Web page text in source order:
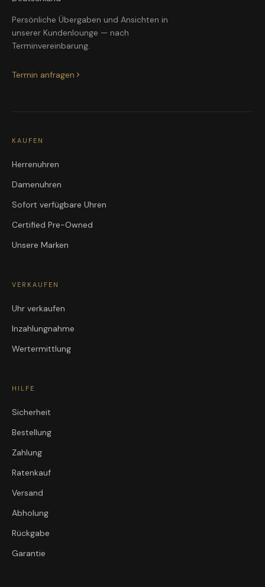
Persönliche Übergaben und Ansichten in
unserer Kundenlounge — nach
Terminvereinbarung.
Termin anfragen
KAUFEN
Herrenuhren
Damenuhren
Sofort verfügbare Uhren
Certified Pre-Owned
Unsere Marken
VERKAUFEN
Uhr verkaufen
Inzahlungnahme
Wertermittlung
HILFE
Sicherheit
Bestellung
Zahlung
Ratenkauf
Versand
Abholung
Rückgabe
Garantie